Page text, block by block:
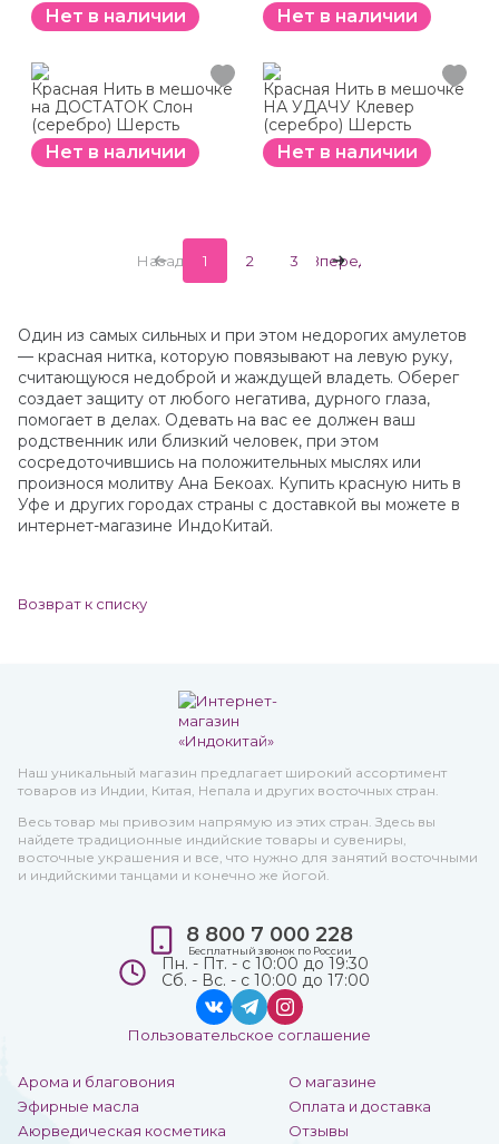
Нет в наличии Нет в наличии
Красная Нить в мешочке
на ДОСТАТОК Слон
(серебро) Шерсть
Нет в наличии
Красная Нить в мешочке
НА УДАЧУ Клевер
(серебро) Шерсть
Нет в наличии
Назад 1 2 3 Вперед
Один из самых сильных и при этом недорогих амулетов
— красная нитка, которую повязывают на левую руку,
считающуюся недоброй и жаждущей владеть. Оберег
создает защиту от любого негатива, дурного глаза,
помогает в делах. Одевать на вас ее должен ваш
родственник или близкий человек, при этом
сосредоточившись на положительных мыслях или
произнося молитву Ана Бекоах. Купить красную нить в
Уфе и других городах страны с доставкой вы можете в
интернет-магазине ИндоКитай.
Возврат к списку
Наш уникальный магазин предлагает широкий ассортимент
товаров из Индии, Китая, Непала и других восточных стран.
Весь товар мы привозим напрямую из этих стран. Здесь вы
найдете традиционные индийские товары и сувениры,
восточные украшения и все, что нужно для занятий восточными
и индийскими танцами и конечно же йогой.
Арома и благовония
Эфирные масла
Аюрведическая косметика
О магазине
Оплата и доставка
Отзывы
8 800 7 000 228
Бесплатный звонок по России
Пн. - Пт. - с 10:00 до 19:30
Сб. - Вс. - с 10:00 до 17:00
Пользовательское соглашение